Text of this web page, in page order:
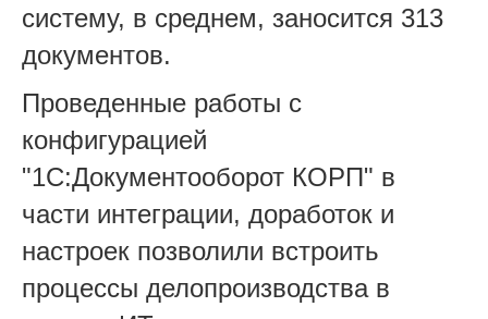
систему, в среднем, заносится 313
документов.
Проведенные работы с
конфигурацией
"1С:Документооборот КОРП" в
части интеграции, доработок и
настроек позволили встроить
процессы делопроизводства в